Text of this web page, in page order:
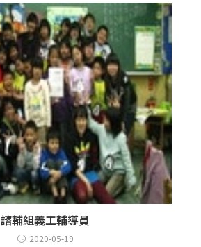
諮輔組義工輔導員
2020-05-19